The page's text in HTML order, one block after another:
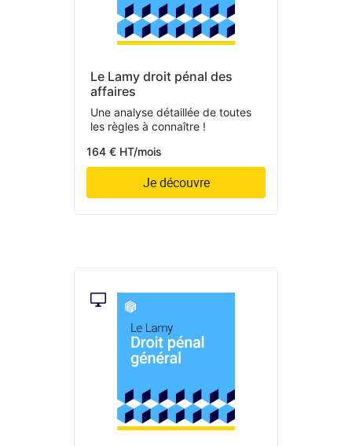
Le Lamy droit pénal des
affaires
Une analyse détaillée de toutes
les règles à connaître !
164 € HT/mois
Je découvre